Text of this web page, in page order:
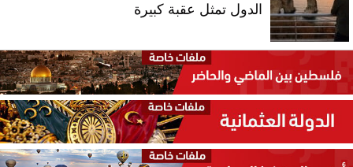
الدول تمثل عقبة كبيرة